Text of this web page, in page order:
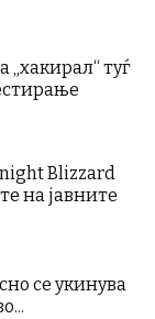
„хакирал“ туѓ
Blizzard
на јавните
се укинува